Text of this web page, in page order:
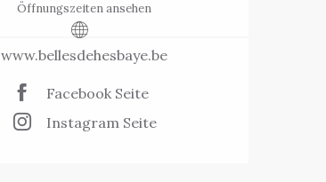
Öffnungszeiten ansehen
www.bellesdehesbaye.be
Facebook Seite
Instagram Seite